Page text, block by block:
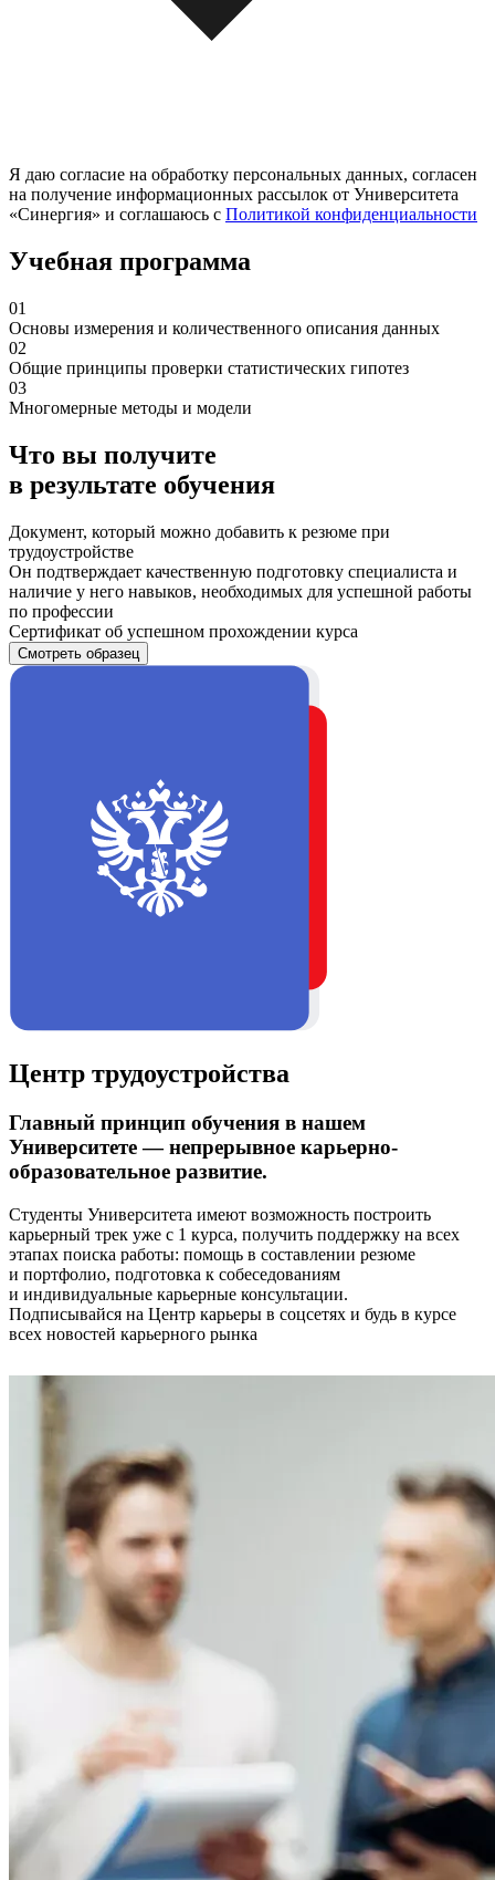
Я даю согласие на обработку персональных данных, согласен
на получение информационных рассылок от Университета
«Синергия» и соглашаюсь c Политикой конфиденциальности
Учебная программа
01
Основы измерения и количественного описания данных
02
Общие принципы проверки статистических гипотез
03
Многомерные методы и модели
Что вы получите
в результате обучения
Документ, который можно добавить к резюме при
трудоустройстве
Он подтверждает качественную подготовку специалиста и
наличие у него навыков, необходимых для успешной работы
по профессии
Сертификат об успешном прохождении курса
Смотреть образец
Центр трудоустройства
Главный принцип обучения в нашем
Университете — непрерывное карьерно-
образовательное развитие.
Студенты Университета имеют возможность построить
карьерный трек уже с 1 курса, получить поддержку на всех
этапах поиска работы: помощь в составлении резюме
и портфолио, подготовка к собеседованиям
и индивидуальные карьерные консультации.
Подписывайся на Центр карьеры в соцсетях и будь в курсе
всех новостей карьерного рынка